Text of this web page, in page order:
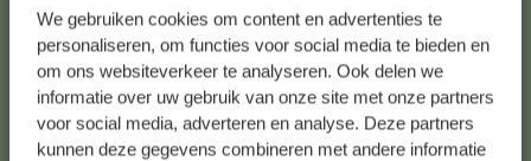
We gebruiken cookies om content en advertenties te
personaliseren, om functies voor social media te bieden en
om ons websiteverkeer te analyseren. Ook delen we
informatie over uw gebruik van onze site met onze partners
voor social media, adverteren en analyse. Deze partners
kunnen deze gegevens combineren met andere informatie
Bekijk alle 62 winkels
Klantenservice